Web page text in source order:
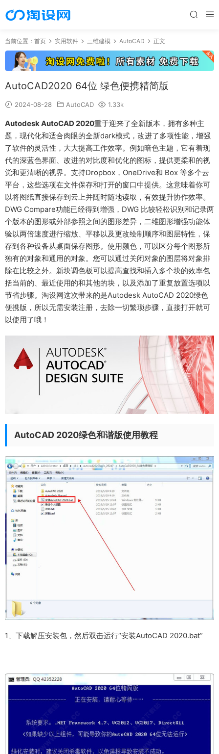
当前位置： 首页 实用软件 三维建模 AutoCAD 正文
AutoCAD2020 64位 绿色便携精简版
2024-08-28 AutoCAD 1.33k
Autodesk AutoCAD 2020重于迎来了全新版本，拥有多种主
题，现代化和适合肉眼的全新dark模式，改进了多项性能，增强
了软件的灵活性，大大提高工作效率。例如暗色主题，它有着现
代的深蓝色界面、改进的对比度和优化的图标，提供更柔和的视
觉和更清晰的视界。支持Dropbox，OneDrive和 Box 等多个云
平台，这些选项在文件保存和打开的窗口中提供。这意味着你可
以将图纸直接保存到云上并随时随地读取，有效提升协作效率。
DWG Compare功能已经得到增强，DWG 比较轻松识别和记录两
个版本的图形或外部参照之间的图形差异，二维图形增强功能体
验以两倍速度进行缩放、平移以及更改绘制顺序和图层特性，保
存到各种设备从桌面保存图形。使用颜色，可以区分每个图形所
独有的对象和通用的对象。您可以通过关闭对象的图层将对象排
除在比较之外。新块调色板可以提高查找和插入多个块的效率包
括当前的、最近使用的和其他的块，以及添加了重复放置选项以
节省步骤。淘设网这次带来的是Autodesk AutoCAD 2020绿色
便携版，所以无需安装注册，去除一切繁琐步骤，直接打开就可
以使用了哦！
AutoCAD 2020绿色和谐版使用教程
1、下载解压安装包，然后双击运行“安装AutoCAD 2020.bat”